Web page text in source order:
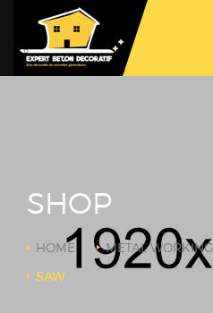
PROJETS
SHOP
HOME METAL WORKING
SAW